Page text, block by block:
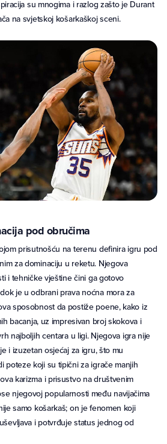
su mnogima i razlog zašto je Durant
na svjetskoj košarkaškoj sceni.
pod obručima
prisutnošću na terenu definira igru pod
za dominaciju u reketu. Njegova
i tehničke vještine čini ga gotovo
je u odbrani prava noćna mora za
sposobnost da postiže poene, kako iz
bacanja, uz impresivan broj skokova i
najboljih centara u ligi. Njegova igra nije
i izuzetan osjećaj za igru, što mu
poteze koji su tipični za igrače manjih
karizma i prisustvo na društvenim
njegovoj popularnosti među navijačima
samo košarkaš; on je fenomen koji
i potvrđuje status jednog od